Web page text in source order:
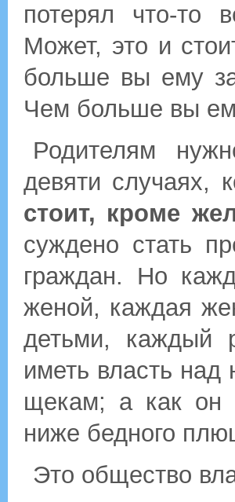
потерял что-то
Может, это и
больше вы ему
Чем больше вы
Родителям
девяти случаях,
стоит, кроме
суждено стать
граждан. Но
женой, каждая
детьми, каждый
иметь власть над
щекам; а как он
ниже бедного
Это общество